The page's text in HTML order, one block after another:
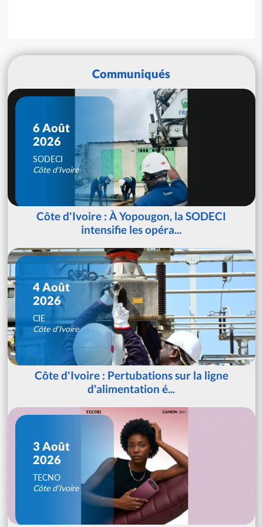
Communiqués
6 Août
2026
SODECI
Côte d'Ivoire
Côte d'Ivoire : À Yopougon, la SODECI
intensifie les opéra...
4 Août
2026
CIE
Côte d'Ivoire
Côte d'Ivoire : Pertubations sur la ligne
d'alimentation é...
3 Août
2026
TECNO
Côte d'Ivoire